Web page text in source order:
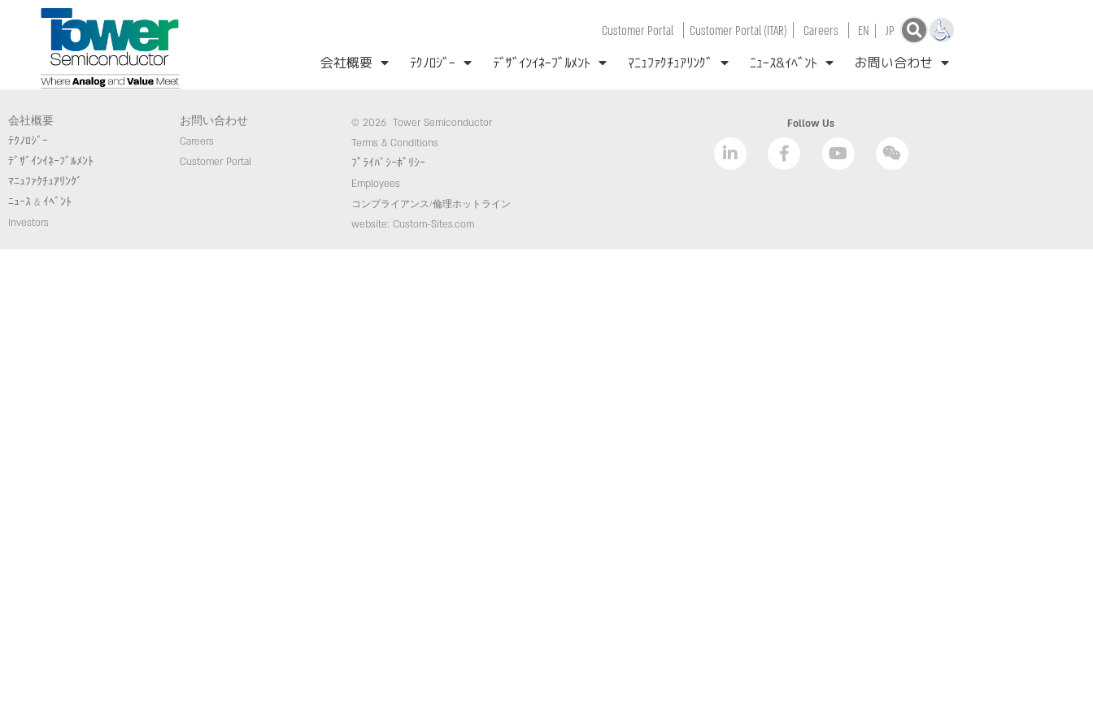
Customer Portal| Customer Portal (ITAR) | Careers | EN | JP
会社概要 ﾃｸﾉﾛｼﾞｰ ﾃﾞｻﾞｲﾝｲﾈｰﾌﾞﾙﾒﾝﾄ ﾏﾆｭﾌｧｸﾁｭｱﾘﾝｸﾞ ﾆｭｰｽ&ｲﾍﾞﾝﾄ お問い合わせ
会社概要
ﾃｸﾉﾛｼﾞｰ
ﾃﾞｻﾞｲﾝｲﾈｰﾌﾞﾙﾒﾝﾄ
ﾏﾆｭﾌｧｸﾁｭｱﾘﾝｸﾞ
ﾆｭｰｽ & ｲﾍﾞﾝﾄ
Investors
お問い合わせ
Careers
Customer Portal
© 2026 Tower Semiconductor
Terms & Conditions
ﾌﾟﾗｲﾊﾞｼｰﾎﾟﾘｼｰ
Employees
コンプライアンス/倫理ホットライン
website: Custom-Sites.com
Follow Us